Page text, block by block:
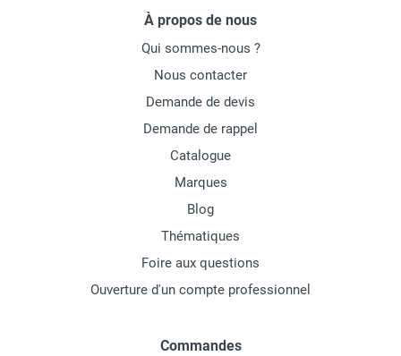
À propos de nous
Qui sommes-nous ?
Nous contacter
Demande de devis
Demande de rappel
Catalogue
Marques
Blog
Thématiques
Foire aux questions
Ouverture d'un compte professionnel
Commandes